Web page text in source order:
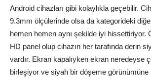
Android cihazları gibi kolaylıkla geçebilir.
9.3mm ölçülerinde olsa da kategorideki
hemen hemen aynı şekilde iyi hissettiriyor.
HD panel olup cihazın her tarafında derin
vardır. Ekran kapalıyken ekran neredeyse
birleşiyor ve siyah bir döşeme görünümüne